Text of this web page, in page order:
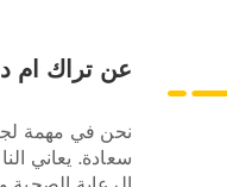
عن تراك ام
نحن في مهمة
سعادة. يعاني